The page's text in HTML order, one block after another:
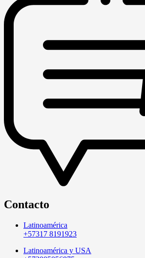
Contacto
Latinoamérica
+57317 8191923
Latinoamérica y USA